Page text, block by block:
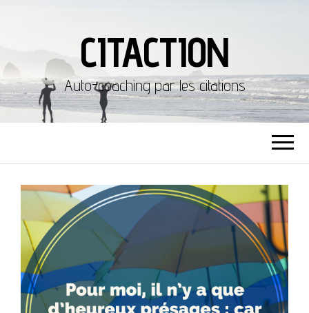
CITACTION
Auto-coaching par les citations